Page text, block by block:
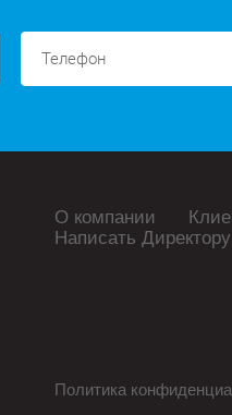
О компании
Написать Директору
Политика